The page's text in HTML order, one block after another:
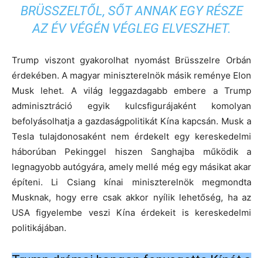
BRÜSSZELTŐL, SŐT ANNAK EGY RÉSZE
AZ ÉV VÉGÉN VÉGLEG ELVESZHET.
Trump viszont gyakorolhat nyomást Brüsszelre Orbán
érdekében. A magyar miniszterelnök másik reménye Elon
Musk lehet. A világ leggazdagabb embere a Trump
adminisztráció egyik kulcsfigurájaként komolyan
befolyásolhatja a gazdaságpolitikát Kína kapcsán. Musk a
Tesla tulajdonosaként nem érdekelt egy kereskedelmi
háborúban Pekinggel hiszen Sanghajba működik a
legnagyobb autógyára, amely mellé még egy másikat akar
építeni. Li Csiang kínai miniszterelnök megmondta
Musknak, hogy erre csak akkor nyílik lehetőség, ha az
USA figyelembe veszi Kína érdekeit is kereskedelmi
politikájában.